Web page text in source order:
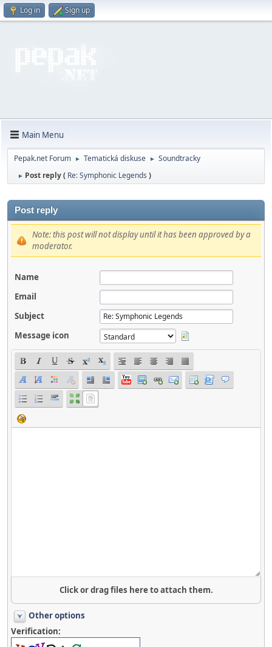
Log in Sign up
Main Menu
Pepak.net Forum ► Tematická diskuse ► Soundtracky
► Post reply ( Re: Symphonic Legends )
Post reply
Note: this post will not display until it has been approved by a
moderator.
Name
Email
Subject
Message icon
Click or drag files here to attach them.
Other options
Verification: